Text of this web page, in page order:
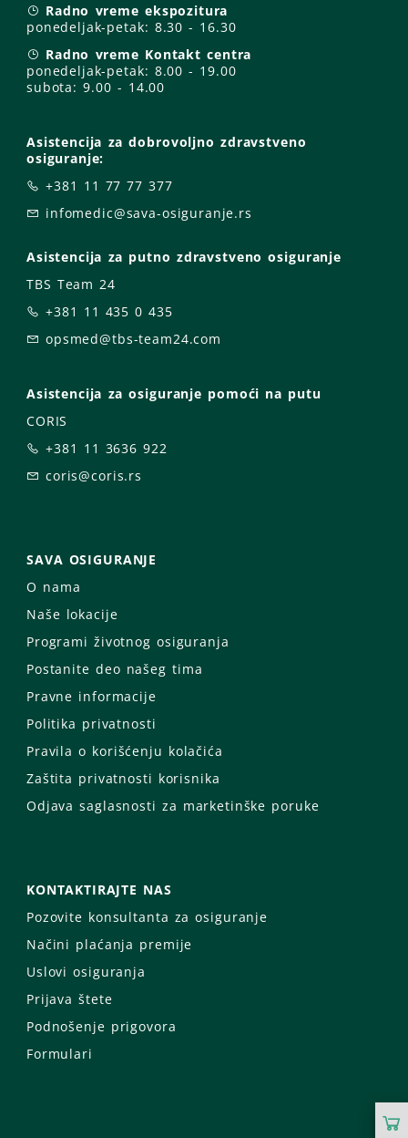
Radno vreme ekspozitura
ponedeljak-petak: 8.30 - 16.30
Radno vreme Kontakt centra
ponedeljak-petak: 8.00 - 19.00
subota: 9.00 - 14.00
Asistencija za dobrovoljno zdravstveno
osiguranje:
+381 11 77 77 377
infomedic@sava-osiguranje.rs
Asistencija za putno zdravstveno osiguranje
TBS Team 24
+381 11 435 0 435
opsmed@tbs-team24.com
Asistencija za osiguranje pomoći na putu
CORIS
+381 11 3636 922
coris@coris.rs
SAVA OSIGURANJE
O nama
Naše lokacije
Programi životnog osiguranja
Postanite deo našeg tima
Pravne informacije
Politika privatnosti
Pravila o korišćenju kolačića
Zaštita privatnosti korisnika
Odjava saglasnosti za marketinške poruke
KONTAKTIRAJTE NAS
Pozovite konsultanta za osiguranje
Načini plaćanja premije
Uslovi osiguranja
Prijava štete
Podnošenje prigovora
Formulari